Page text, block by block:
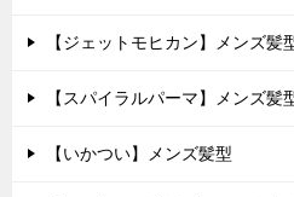
【ジェットモヒカン】メンズ髪
【スパイラルパーマ】メンズ髪
【いかつい】メンズ髪型